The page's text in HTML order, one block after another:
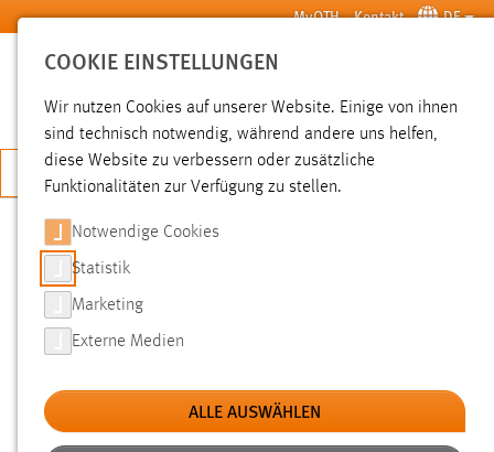
Zum Hauptinhalt springen MyOTH Kontakt DE
SUCHE
JETZT BEWERBEN
SUCHE
FILTER
Typ
COOKIE EINSTELLUNGEN
Wir nutzen Cookies auf unserer Website. Einige von ihnen
sind technisch notwendig, während andere uns helfen,
diese Website zu verbessern oder zusätzliche
Funktionalitäten zur Verfügung zu stellen.
Notwendige Cookies
Statistik
Marketing
Externe Medien
ALLE AUSWÄHLEN